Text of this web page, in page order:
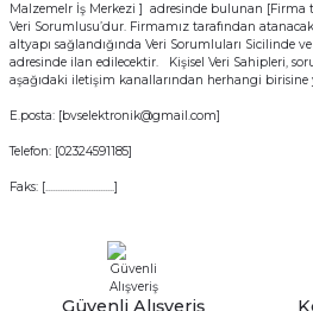
Malzemelr İş Merkezi ] adresinde bulunan [Firma
Veri Sorumlusu’dur. Firmamız tarafından
altyapı sağlandığında Veri Sorumluları Sicilinde
adresinde ilan edilecektir. Kişisel Veri Sahipleri,
aşağıdaki iletişim kanallarından herhangi birisine
E.posta: [bvselektronik@gmail.com]
Telefon: [02324591185]
Faks: [.............................]
Güvenli Alışveriş